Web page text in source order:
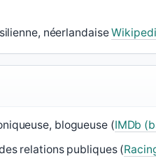
néerlandaise
blogueuse (IMDb
relations publiques (